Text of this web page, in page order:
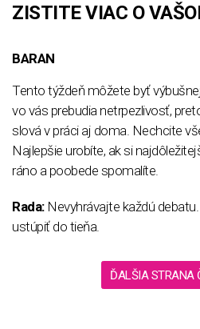
ZISTITE VIAC O
BARAN
Tento týždeň môžete byť
vo vás prebudia netrpezlivosť,
slová v práci aj doma. Nechcite
Najlepšie urobíte, ak si
ráno a poobede spomalíte.
Rada:Nevyhrávajte každú
ustúpiť do tieňa.
ĎALŠIA STRANA